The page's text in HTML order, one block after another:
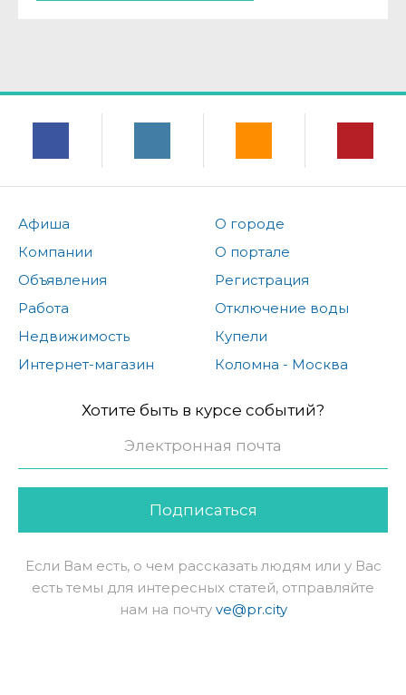
Афиша
Компании
Объявления
Работа
Недвижимость
Интернет-магазин
О городе
О портале
Регистрация
Отключение воды
Купели
Коломна - Москва
Хотите быть в курсе событий?
Подписаться
Если Вам есть, о чем рассказать людям или у Вас
есть темы для интересных статей, отправляйте
нам на почту ve@pr.city